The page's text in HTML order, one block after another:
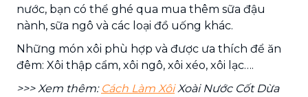
nước, bạn có thể ghé qua mua thêm sữa đậu
nành, sữa ngô và các loại đồ uống khác.
Những món xôi phù hợp và được ưa thích để ăn
đêm: Xôi thập cẩm, xôi ngô, xôi xéo, xôi lạc….
>>> Xem thêm: Cách Làm XôiXoài Nước Cốt Dừa